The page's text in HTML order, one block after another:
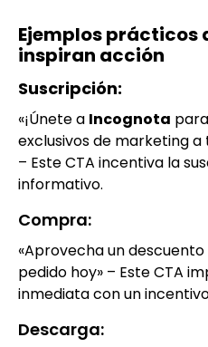
Ejemplos prácticos
inspiran acción
Suscripción:
«¡Únete a Incognota
exclusivos de marketing
– Este CTA incentiva la
informativo.
Compra:
«Aprovecha un
pedido hoy» – Este CTA
inmediata con un
Descarga: